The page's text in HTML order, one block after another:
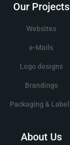
Our Projects
Websites
e-Mails
Logo designs
Brandings
Packaging &
About Us